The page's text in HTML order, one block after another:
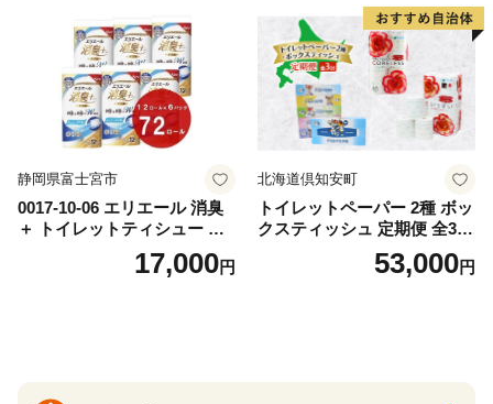
ー 消耗品 備蓄 送料無料 北海
道 倶知安町 日用品
静岡県富士宮市
0017-10-06 エリエール 消臭
＋ トイレットティシュー し
っかり香るフレッシュクリア
の香り ダブル 12ロール×6パ
17,000円
北海道倶知安町
トイレットペーパー 2種 ボッ
クスティッシュ 定期便 全3
回 日本製 まとめ買い 防災
常備品 日用雑貨 消耗品 生活
53,000円